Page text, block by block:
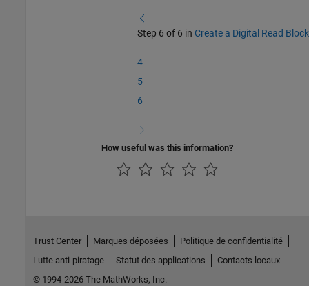
Step 6 of 6 in Create a Digital Read Block
4
5
6
How useful was this information?
Trust Center Marques déposées
Politique de confidentialité
Lutte anti-piratage
Statut des applications
Contacts locaux
© 1994-2026 The MathWorks, Inc.